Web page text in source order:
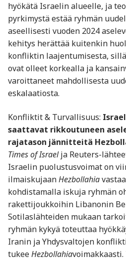
hyökätä Israelin alueelle, ja
pyrkimystä estää ryhmän
aseellisesti vuoden 2024
kehitys herättää kuitenkin
konfliktin laajentumisesta,
ovat olleet korkealla ja
varoittaneet mahdollisesta
eskalaatiosta.
Konfliktit & Turvallisuus:
saattavat rikkoutuneen
rajatason jännitteitä
Times of Israelja Reuters-
Israelin puolustusvoimat on
ilmaiskujaanHezbollahia
kohdistamalla iskuja ryhmän
rakettijoukkoihin Libanonin
Sotilaslähteiden mukaan
ryhmän kykyä toteuttaa
Iranin ja Yhdysvaltojen
tukeeHezbollahia